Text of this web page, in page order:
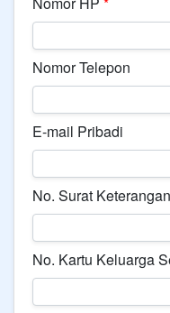
Nomor Telepon
E-mail Pribadi
No. Surat
No. Kartu Keluarga